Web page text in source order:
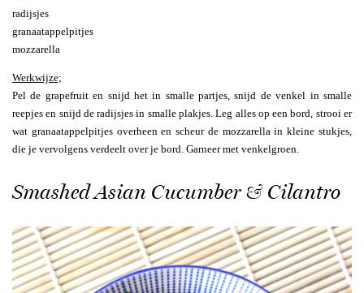
radijsjes
granaatappelpitjes
mozzarella
Werkwijze;
Pel de grapefruit en snijd het in smalle partjes, snijd de venkel in smalle
reepjes en snijd de radijsjes in smalle plakjes. Leg alles op een bord, strooi er
wat granaatappelpitjes overheen en scheur de mozzarella in kleine stukjes,
die je vervolgens verdeelt over je bord. Garneer met venkelgroen.
Smashed Asian Cucumber & Cilantro